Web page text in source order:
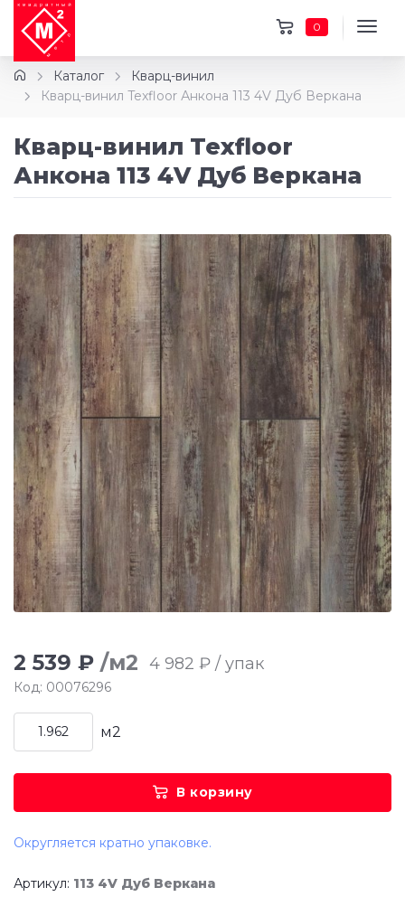
0
Каталог
Кварц-винил
Кварц-винил Texfloor Анкона 113 4V Дуб Веркана
Кварц-винил Texfloor
Анкона 113 4V Дуб Веркана
2 539 ₽ /м2 4 982 ₽ / упак
Код: 00076296
м2
В корзину
Округляется кратно упаковке.
Артикул: 113 4V Дуб Веркана